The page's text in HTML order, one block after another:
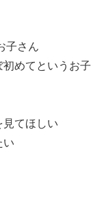
子さん
初めてというお子
見てほしい
い